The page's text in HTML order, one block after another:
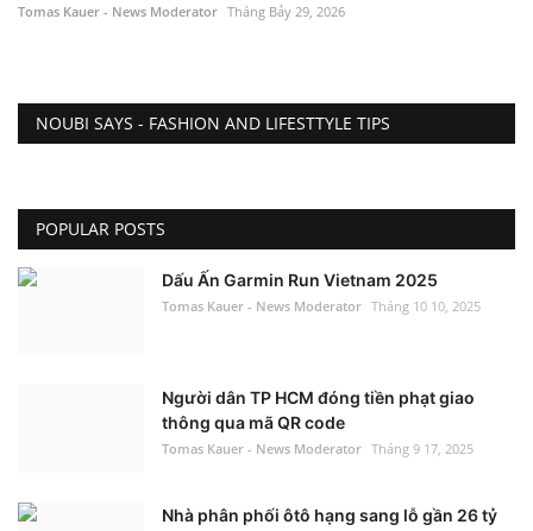
Tomas Kauer - News Moderator Tháng Bảy 29, 2026
NOUBI SAYS - FASHION AND LIFESTTYLE TIPS
POPULAR POSTS
Dấu Ấn Garmin Run Vietnam 2025
Tomas Kauer - News Moderator Tháng 10 10, 2025
Người dân TP HCM đóng tiền phạt giao
thông qua mã QR code
Tomas Kauer - News Moderator Tháng 9 17, 2025
Nhà phân phối ôtô hạng sang lỗ gần 26 tỷ